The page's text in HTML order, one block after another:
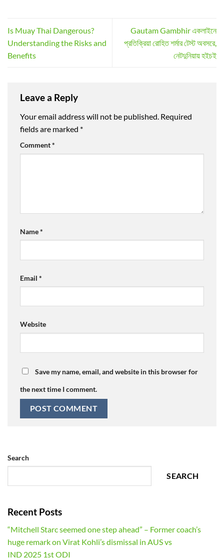
Is Muay Thai Dangerous?
Understanding the Risks and
Benefits
Gautam Gambhir একলাইনে
প্রতিক্রিয়া রোহিত শর্মার টেস্ট অবসরে,
নেটদুনিয়ায় হইচই
Leave a Reply
Your email address will not be published. Required
fields are marked *
Comment*
Name*
Email *
Website
Save my name, email, and website in this browser for
the next time I comment.
Search
SEARCH
Recent Posts
“Mitchell Starc seemed one step ahead” – Former coach’s
huge remark on Virat Kohli’s dismissal in AUS vs
IND 2025 1st ODI